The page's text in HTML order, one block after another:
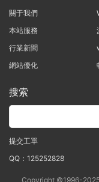
關于我們
本站服務
行業新聞
網站優化
搜索
提交工單
QQ：125252828
Copyright ©1996-